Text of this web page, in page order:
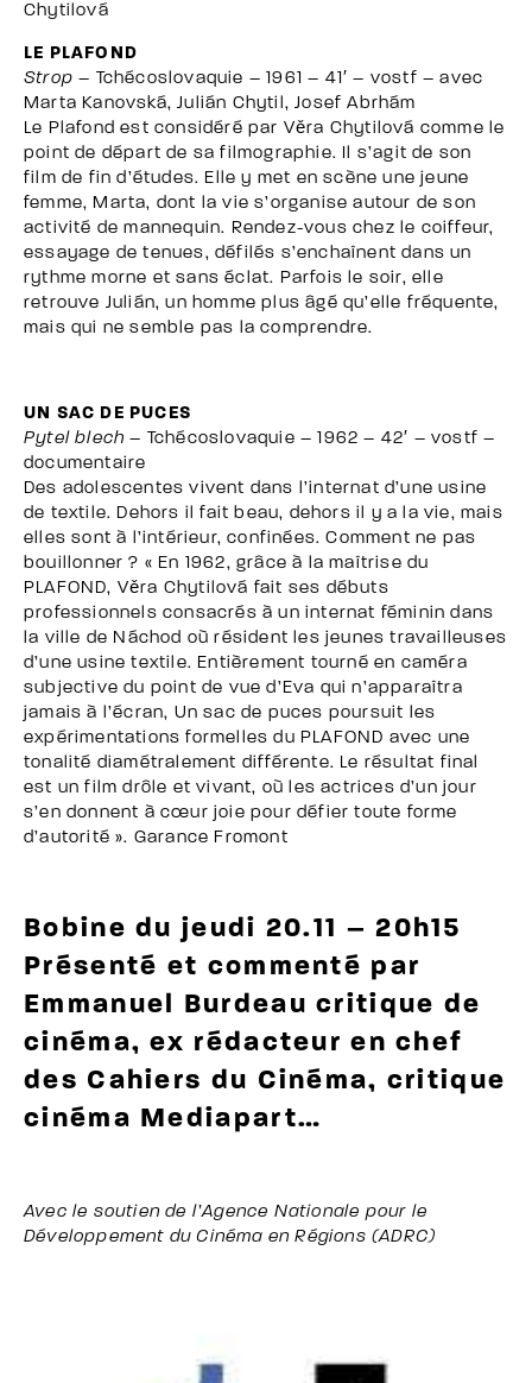
Chytilová
LE PLAFOND
Strop – Tchécoslovaquie – 1961 – 41′ – vostf – avec
Marta Kanovská, Julián Chytil, Josef Abrhám
Le Plafond est considéré par Věra Chytilová comme le
point de départ de sa filmographie. Il s’agit de son
film de fin d’études. Elle y met en scène une jeune
femme, Marta, dont la vie s’organise autour de son
activité de mannequin. Rendez-vous chez le coiffeur,
essayage de tenues, défilés s’enchaînent dans un
rythme morne et sans éclat. Parfois le soir, elle
retrouve Julián, un homme plus âgé qu’elle fréquente,
mais qui ne semble pas la comprendre.
UN SAC DE PUCES
Pytel blech – Tchécoslovaquie – 1962 – 42′ – vostf –
documentaire
Des adolescentes vivent dans l’internat d’une usine
de textile. Dehors il fait beau, dehors il y a la vie, mais
elles sont à l’intérieur, confinées. Comment ne pas
bouillonner ? « En 1962, grâce à la maîtrise du
PLAFOND, Věra Chytilová fait ses débuts
professionnels consacrés à un internat féminin dans
la ville de Náchod où résident les jeunes travailleuses
d’une usine textile. Entièrement tourné en caméra
subjective du point de vue d’Eva qui n’apparaîtra
jamais à l’écran, Un sac de puces poursuit les
expérimentations formelles du PLAFOND avec une
tonalité diamétralement différente. Le résultat final
est un film drôle et vivant, où les actrices d’un jour
s’en donnent à cœur joie pour défier toute forme
d’autorité ». Garance Fromont
Bobine du jeudi 20.11 – 20h15
Présenté et commenté par
Emmanuel Burdeau critique de
cinéma, ex rédacteur en chef
des Cahiers du Cinéma, critique
cinéma Mediapart…
Avec le soutien de l’Agence Nationale pour le
Développement du Cinéma en Régions (ADRC)